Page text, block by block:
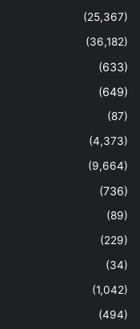
(25,367)
(36,182)
(633)
(649)
(87)
(4,373)
(9,664)
(736)
(89)
(229)
(34)
(1,042)
(494)